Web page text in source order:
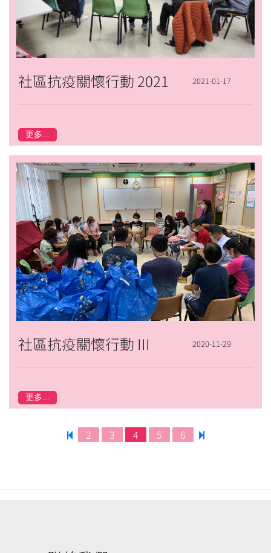
社區抗疫關懷行動 2021 2021-01-17
更多...
社區抗疫關懷行動 III 2020-11-29
更多...
2 3 4 5 6